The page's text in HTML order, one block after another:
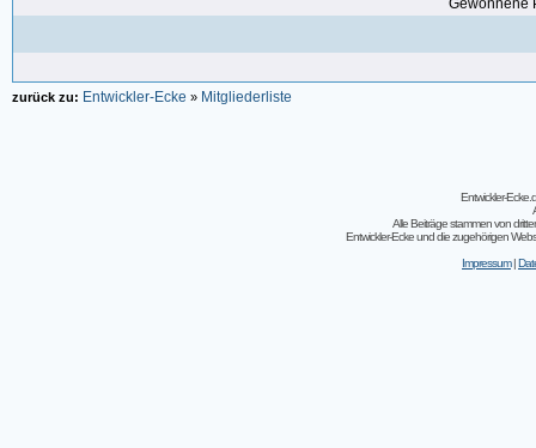
Gewonnene
zurück zu: Entwickler-Ecke » Mitgliederliste
Entwickler-
Alle Beiträge stammen von
Entwickler-Ecke und die zugehörigen
Impressum|